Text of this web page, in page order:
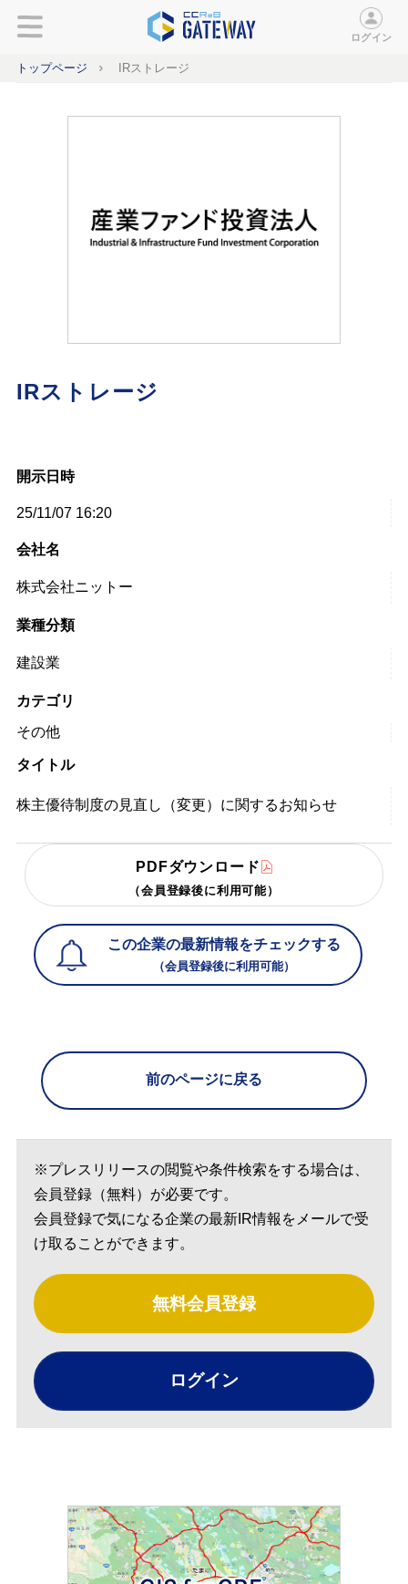
ログイン
トップページ IRストレージ
IRストレージ
開示日時
25/11/07 16:20
会社名
株式会社ニットー
業種分類
建設業
カテゴリ
その他
タイトル
株主優待制度の見直し（変更）に関するお知らせ
PDFダウンロード
（会員登録後に利用可能）
この企業の最新情報をチェックする
（会員登録後に利用可能）
前のページに戻る
※プレスリリースの閲覧や条件検索をする場合は、
会員登録（無料）が必要です。
会員登録で気になる企業の最新IR情報をメールで受
け取ることができます。
無料会員登録
ログイン